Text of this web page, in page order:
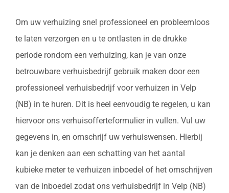
Om uw verhuizing snel professioneel en probleemloos
te laten verzorgen en u te ontlasten in de drukke
periode rondom een verhuizing, kan je van onze
betrouwbare verhuisbedrijf gebruik maken door een
professioneel verhuisbedrijf voor verhuizen in Velp
(NB) in te huren. Dit is heel eenvoudig te regelen, u kan
hiervoor ons verhuisofferteformulier in vullen. Vul uw
gegevens in, en omschrijf uw verhuiswensen. Hierbij
kan je denken aan een schatting van het aantal
kubieke meter te verhuizen inboedel of het omschrijven
van de inboedel zodat ons verhuisbedrijf in Velp (NB)